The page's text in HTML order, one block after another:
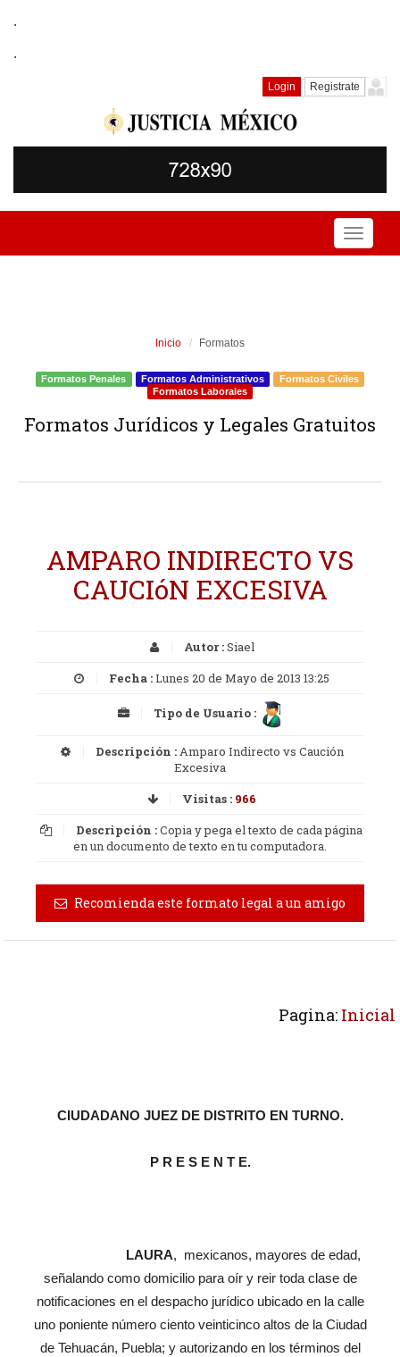
.
.
Login Registrate
Toggle
Inicio Formatos
Formatos Penales Formatos Administrativos
Formatos Civiles
Formatos Laborales
Formatos Jurídicos y Legales Gratuitos
AMPARO INDIRECTO VS
CAUCIóN EXCESIVA
Autor :Siael
Fecha :Lunes 20 de Mayo de 2013 13:25
Tipo de Usuario :
Descripción :Amparo Indirecto vs Caución
Excesiva
Visitas : 966
Descripción :Copia y pega el texto de cada página
en un documento de texto en tu computadora.
Recomienda este formato legal a un amigo
Pagina: Inicial
CIUDADANO JUEZ DE DISTRITO EN TURNO.
P R E S E N T E.
LAURA, mexicanos, mayores de edad,
señalando como domicilio para oír y reir toda clase de
notificaciones en el despacho jurídico ubicado en la calle
uno poniente número ciento veinticinco altos de la Ciudad
de Tehuacán, Puebla; y autorizando en los términos del